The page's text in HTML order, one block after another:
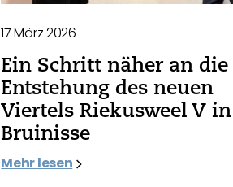
17 März 2026
Ein Schritt näher an die
Entstehung des neuen
Viertels Riekusweel V in
Bruinisse
Mehr lesen